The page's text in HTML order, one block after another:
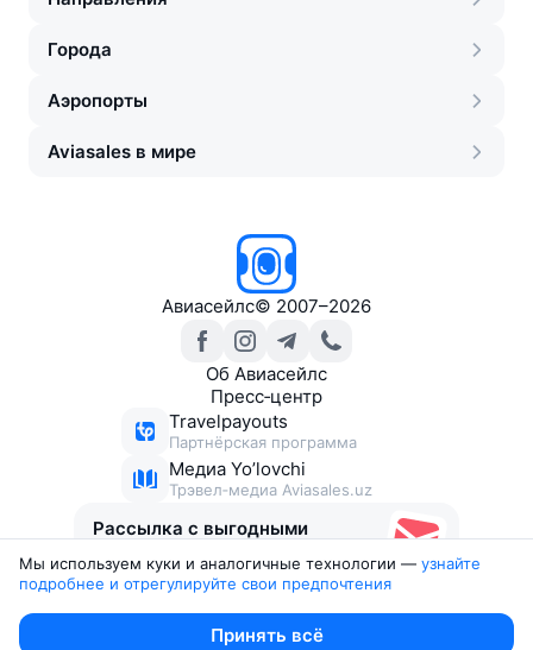
Города
Аэропорты
Aviasales в мире
Авиасейлс© 2007–2026
Об Авиасейлс
Пресс‑центр
Travelpayouts
Партнёрская программа
Медиа Yo’lovchi
Трэвел‑медиа Aviasales.uz
Рассылка с выгодными
Юридические документы
Мы используем куки и аналогичные технологии — узнайте
подробнее и отрегулируйте свои предпочтения
Принять всё